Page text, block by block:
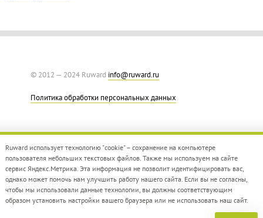
© 2012 — 2024 Ruward info@ruward.ru
Политика обработки персональных данных
Дизайн –Red Collar
Создание сайта –Integrate
Ruward использует технологию "cookie" – сохранение на компьютере
пользователя небольших текстовых файлов. Также мы используем на сайте
сервис Яндекс.Метрика. Эта информация не позволит идентифицировать вас,
однако может помочь нам улучшить работу нашего сайта. Если вы не согласны,
чтобы мы использовали данные технологии, вы должны соответствующим
образом установить настройки вашего браузера или не использовать наш сайт.